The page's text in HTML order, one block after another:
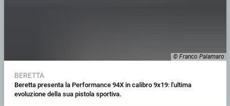
© Franco Palamaro
BERETTA
Beretta presenta la Performance 94X in calibro 9x19: l'ultima
evoluzione della sua pistola sportiva.